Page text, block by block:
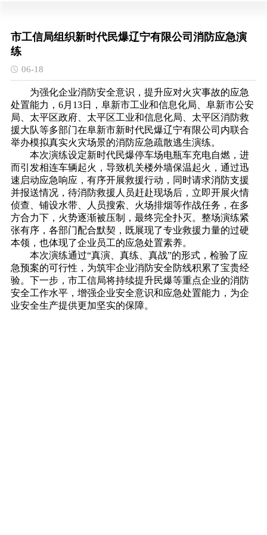
市工信局组织新时代民爆辽宁有限公司消防应急演
练
06-18
为强化企业消防安全意识，提升应对火灾事故的应急
处置能力，6月13日，阜新市工业和信息化局、阜新市公安
局、太平区政府、太平区工业和信息化局、太平区消防救
援大队等多部门在阜新市新时代民爆辽宁有限公司内联合
举办模拟真实火灾场景的消防应急疏散逃生演练。
本次演练设定新时代民爆停车场电瓶车充电自燃，进
而引发相连车辆起火，导致机关楼外墙保温起火，通过迅
速启动应急响应，有序开展救援行动，同时请求消防支援
并报送情况，待消防救援人员赶赴现场后，立即开展火情
侦查、铺设水带、人员搜索、火场排烟等作战任务，在多
方合力下，火势逐渐被压制，最终完全扑灭。整场演练紧
张有序，各部门配合默契，既展现了专业救援力量的过硬
本领，也体现了企业员工的应急处置素养。
本次演练通过“真演、真练、真战”的形式，检验了应
急预案的可行性，为筑牢企业消防安全防线积累了宝贵经
验。下一步，市工信局将持续提升民爆等重点企业的消防
安全工作水平，增强企业安全意识和应急处置能力，为企
业安全生产提供更加坚实的保障。